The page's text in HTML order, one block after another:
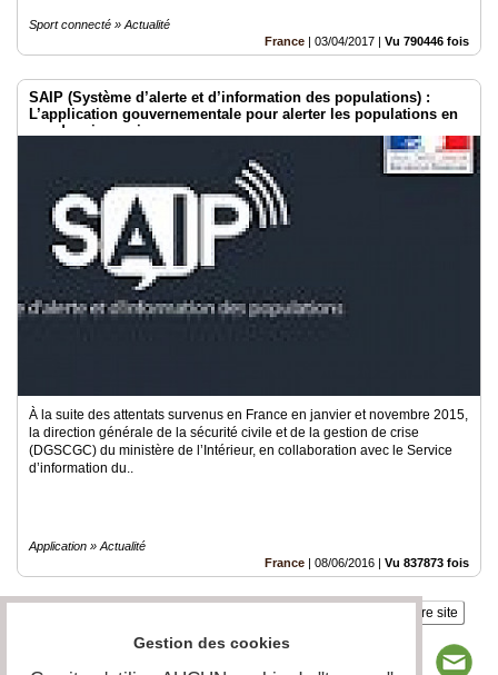
Sport connecté » Actualité
France | 03/04/2017 | Vu 790446 fois
SAIP (Système d’alerte et d’information des populations) :
L’application gouvernementale pour alerter les populations en
cas de crise majeure
À la suite des attentats survenus en France en janvier et novembre 2015,
la direction générale de la sécurité civile et de la gestion de crise
(DGSCGC) du ministère de l’Intérieur, en collaboration avec le Service
d’information du..
Application » Actualité
France | 08/06/2016 | Vu 837873 fois
Insérez sur votre site
Gestion des cookies